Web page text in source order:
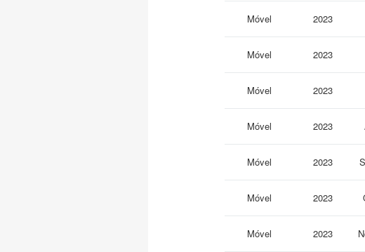
Móvel 2023
Móvel 2023
Móvel 2023
Móvel 2023
Móvel 2023
Móvel 2023
Móvel 2023